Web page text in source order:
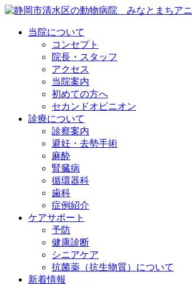
当院について
コンセプト
院長・スタッフ
アクセス
当院案内
初めての方へ
セカンドオピニオン
診療について
診察案内
避妊・去勢手術
麻酔
腎臓病
循環器科
歯科
症例紹介
ケアサポート
予防
健康診断
シニアケア
抗菌薬（抗生物質）について
新着情報